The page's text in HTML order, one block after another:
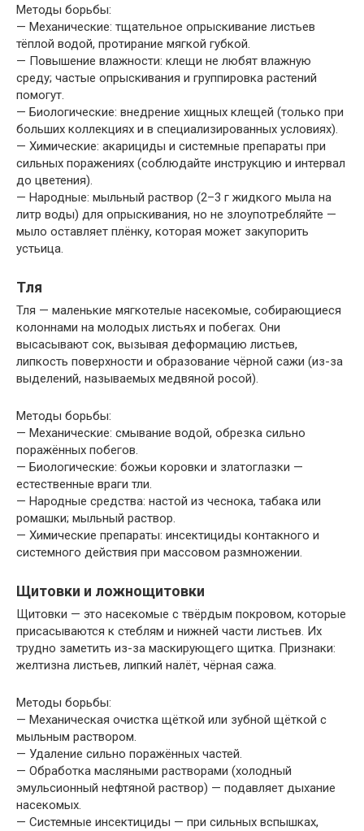
Методы борьбы:
— Механические: тщательное опрыскивание листьев
тёплой водой, протирание мягкой губкой.
— Повышение влажности: клещи не любят влажную
среду; частые опрыскивания и группировка растений
помогут.
— Биологические: внедрение хищных клещей (только при
больших коллекциях и в специализированных условиях).
— Химические: акарициды и системные препараты при
сильных поражениях (соблюдайте инструкцию и интервал
до цветения).
— Народные: мыльный раствор (2–3 г жидкого мыла на
литр воды) для опрыскивания, но не злоупотребляйте —
мыло оставляет плёнку, которая может закупорить
устьица.
Тля
Тля — маленькие мягкотелые насекомые, собирающиеся
колоннами на молодых листьях и побегах. Они
высасывают сок, вызывая деформацию листьев,
липкость поверхности и образование чёрной сажи (из-за
выделений, называемых медвяной росой).
Методы борьбы:
— Механические: смывание водой, обрезка сильно
поражённых побегов.
— Биологические: божьи коровки и златоглазки —
естественные враги тли.
— Народные средства: настой из чеснока, табака или
ромашки; мыльный раствор.
— Химические препараты: инсектициды контакного и
системного действия при массовом размножении.
Щитовки и ложнощитовки
Щитовки — это насекомые с твёрдым покровом, которые
присасываются к стеблям и нижней части листьев. Их
трудно заметить из-за маскирующего щитка. Признаки:
желтизна листьев, липкий налёт, чёрная сажа.
Методы борьбы:
— Механическая очистка щёткой или зубной щёткой с
мыльным раствором.
— Удаление сильно поражённых частей.
— Обработка масляными растворами (холодный
эмульсионный нефтяной раствор) — подавляет дыхание
насекомых.
— Системные инсектициды — при сильных вспышках,